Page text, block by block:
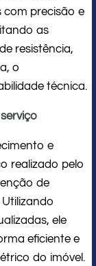
com precisão e
as
resistência,
o
técnica.
e
realizado pelo
de
ele
eficiente e
do imóvel.